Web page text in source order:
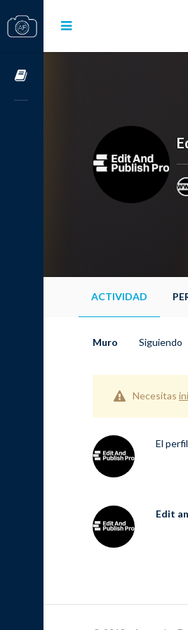
ACTIVIDAD
Muro Siguiendo
Necesitas
El
Edit